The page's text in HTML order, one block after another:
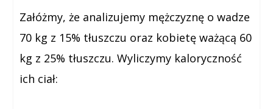
Załóżmy, że analizujemy mężczyznę o wadze
70 kg z 15% tłuszczu oraz kobietę ważącą 60
kg z 25% tłuszczu. Wyliczymy kaloryczność
ich ciał: